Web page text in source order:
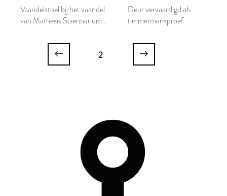
Vaandelstoel bij het vaandel
van Mathesis Scientiarium
Deur vervaardigd als
timmermansproef
2